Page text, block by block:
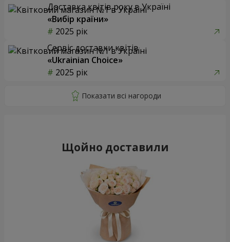
Доставка квітів року в Україні
«Вибір країни»
2025 рік
Сервіс доставки квітів
«Ukrainian Choice»
2025 рік
Щойно доставили